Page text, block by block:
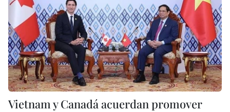
Vietnam y Canadá acuerdan promover